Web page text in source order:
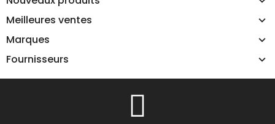
Meilleures ventes
Marques
Fournisseurs